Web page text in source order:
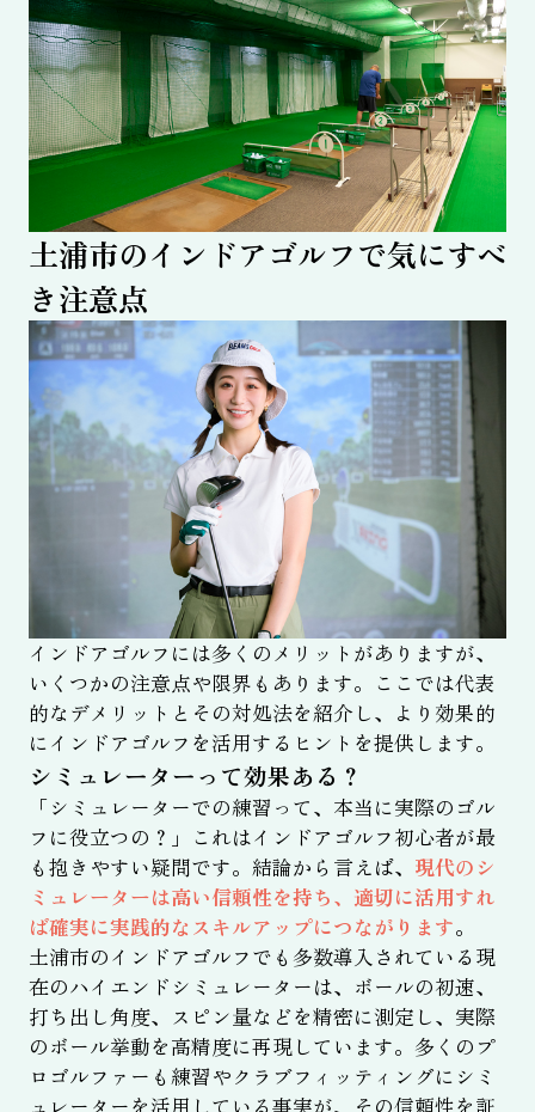
土浦市のインドアゴルフで気にすべ
き注意点
インドアゴルフには多くのメリットがありますが、
いくつかの注意点や限界もあります。ここでは代表
的なデメリットとその対処法を紹介し、より効果的
にインドアゴルフを活用するヒントを提供します。
シミュレーターって効果ある？
「シミュレーターでの練習って、本当に実際のゴル
フに役立つの？」これはインドアゴルフ初心者が最
も抱きやすい疑問です。結論から言えば、 現代のシ
ミュレーターは高い信頼性を持ち、適切に活用すれ
ば確実に実践的なスキルアップにつながります。
土浦市のインドアゴルフでも多数導入されている現
在のハイエンドシミュレーターは、ボールの初速、
打ち出し角度、スピン量などを精密に測定し、実際
のボール挙動を高精度に再現しています。多くのプ
ロゴルファーも練習やクラブフィッティングにシミ